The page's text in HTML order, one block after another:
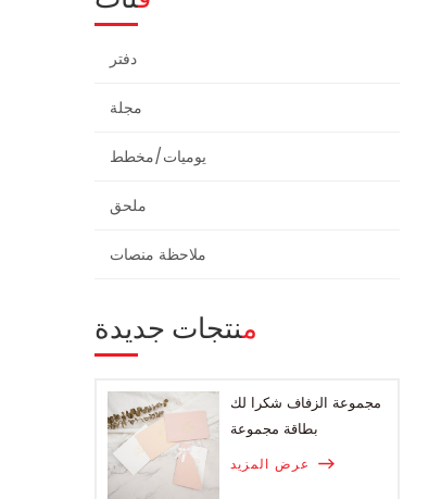
دفتر
مجلة
يوميات/مخطط
ملحق
ملاحظة منصات
منتجات جديدة
مجموعة الزفاف شكرا لك
بطاقة مجموعة
عرض المزيد